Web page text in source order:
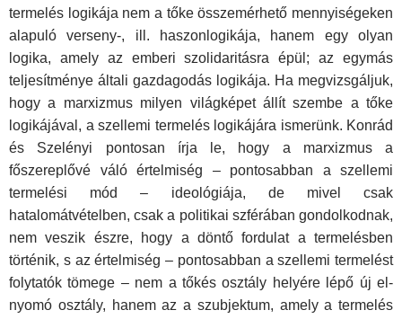
termelés logikája nem a tőke összemérhető mennyiségeken
alapuló verseny-, ill. haszonlogikája, hanem egy olyan
logika, amely az emberi szolidaritásra épül; az egymás
teljesítménye általi gazdago­dás logikája. Ha megvizsgáljuk,
hogy a marxizmus milyen világképet állít szembe a tőke
logikájával, a szellemi ter­melés logikájára ismerünk. Konrád
és Szelényi pontosan írja le, hogy a marxizmus a
főszereplővé váló értelmiség – pontosabban a szellemi
termelési mód – ideológiája, de mivel csak
hatalomátvételben, csak a politikai szférában gondol­kodnak,
nem veszik észre, hogy a döntő fordulat a termelés­ben
történik, s az értelmiség – pontosabban a szellemi terme­lést
folytatók tömege – nem a tőkés osztály helyére lépő új el­
nyomó osztály, hanem az a szubjektum, amely a termelés